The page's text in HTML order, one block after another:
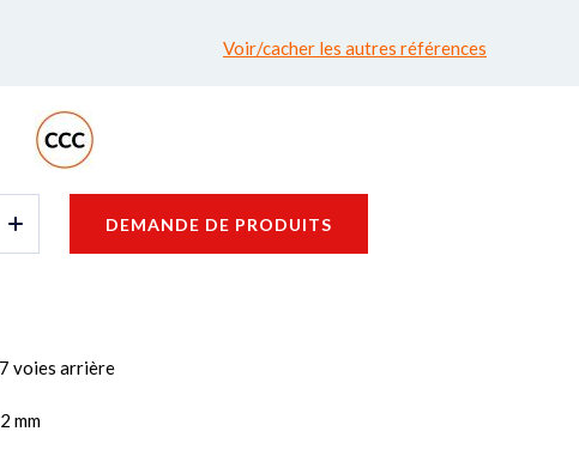
Voir/cacher les autres références
DEMANDE DE PRODUITS
voies arrière
mm